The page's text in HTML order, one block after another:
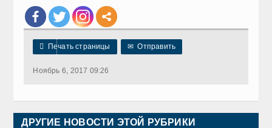
 Печать страницы ✉ Отправить
Ноябрь 6, 2017 09:26
ДРУГИЕ НОВОСТИ ЭТОЙ РУБРИКИ